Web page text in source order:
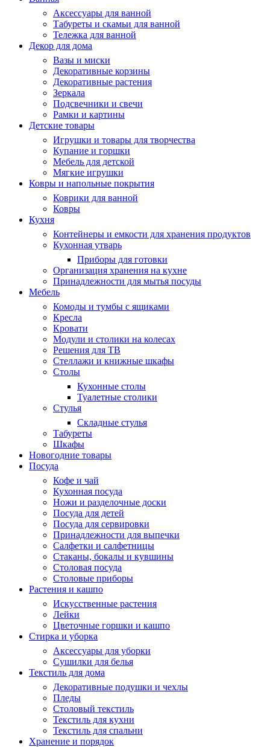
Аксессуары для ванной
Табуреты и скамьи для ванной
Тележка для ванной
Декор для дома
Вазы и миски
Декоративные корзины
Декоративные растения
Зеркала
Подсвечники и свечи
Рамки и картины
Детские товары
Игрушки и товары для творчества
Купание и горшки
Мебель для детской
Мягкие игрушки
Ковры и напольные покрытия
Коврики для ванной
Ковры
Кухня
Контейнеры и емкости для хранения продуктов
Кухонная утварь
Приборы для готовки
Организация хранения на кухне
Принадлежности для мытья посуды
Мебель
Комоды и тумбы с ящиками
Кресла
Кровати
Модули и столики на колесах
Решения для ТВ
Стеллажи и книжные шкафы
Столы
Кухонные столы
Туалетные столики
Стулья
Складные стулья
Табуреты
Шкафы
Новогодние товары
Посуда
Кофе и чай
Кухонная посуда
Ножи и разделочные доски
Посуда для детей
Посуда для сервировки
Принадлежности для выпечки
Салфетки и салфетницы
Стаканы, бокалы и кувшины
Столовая посуда
Столовые приборы
Растения и кашпо
Искусственные растения
Лейки
Цветочные горшки и кашпо
Стирка и уборка
Аксессуары для уборки
Сушилки для белья
Текстиль для дома
Декоративные подушки и чехлы
Пледы
Столовый текстиль
Текстиль для кухни
Текстиль для спальни
Хранение и порядок